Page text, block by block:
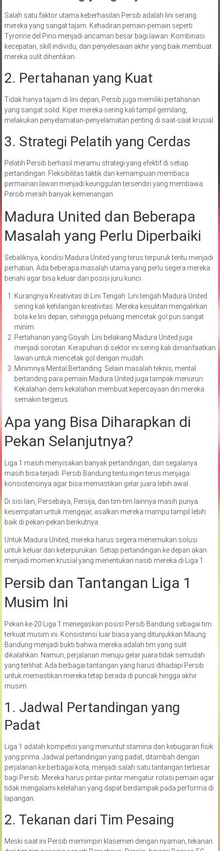
Salah satu faktor utama keberhasilan Persib adalah lini serang
mereka yang sangat tajam. Kehadiran pemain-pemain seperti
Tyronne del Pino menjadi ancaman besar bagi lawan. Kombinasi
kecepatan, skill individu, dan penyelesaian akhir yang baik membuat
mereka sulit dihentikan.
2. Pertahanan yang Kuat
Tidak hanya tajam di lini depan, Persib juga memiliki pertahanan
yang sangat solid. Kiper mereka sering kali tampil gemilang,
melakukan penyelamatan-penyelamatan penting di saat-saat krusial.
3. Strategi Pelatih yang Cerdas
Pelatih Persib berhasil meramu strategi yang efektif di setiap
pertandingan. Fleksibilitas taktik dan kemampuan membaca
permainan lawan menjadi keunggulan tersendiri yang membawa
Persib meraih banyak kemenangan.
Madura United dan Beberapa
Masalah yang Perlu Diperbaiki
Sebaliknya, kondisi Madura United yang terus terpuruk tentu menjadi
perhatian. Ada beberapa masalah utama yang perlu segera mereka
benahi agar bisa keluar dari posisi juru kunci.
Kurangnya Kreativitas di Lini Tengah: Lini tengah Madura United
sering kali kehilangan kreativitas. Mereka kesulitan mengalirkan
bola ke lini depan, sehingga peluang mencetak gol pun sangat
minim.
Pertahanan yang Goyah: Lini belakang Madura United juga
menjadi sorotan. Kerapuhan di sektor ini sering kali dimanfaatkan
lawan untuk mencetak gol dengan mudah.
Minimnya Mental Bertanding: Selain masalah teknis, mental
bertanding para pemain Madura United juga tampak menurun.
Kekalahan demi kekalahan membuat kepercayaan diri mereka
semakin tergerus.
Apa yang Bisa Diharapkan di
Pekan Selanjutnya?
Liga 1 masih menyisakan banyak pertandingan, dan segalanya
masih bisa terjadi. Persib Bandung tentu ingin terus menjaga
konsistensinya agar bisa memastikan gelar juara lebih awal.
Di sisi lain, Persebaya, Persija, dan tim-tim lainnya masih punya
kesempatan untuk mengejar, asalkan mereka mampu tampil lebih
baik di pekan-pekan berikutnya.
Untuk Madura United, mereka harus segera menemukan solusi
untuk keluar dari keterpurukan. Setiap pertandingan ke depan akan
menjadi momen krusial yang menentukan nasib mereka di Liga 1.
Persib dan Tantangan Liga 1
Musim Ini
Pekan ke-20 Liga 1 menegaskan posisi Persib Bandung sebagai tim
terkuat musim ini. Konsistensi luar biasa yang ditunjukkan Maung
Bandung menjadi bukti bahwa mereka adalah tim yang sulit
dikalahkan. Namun, perjalanan menuju gelar juara tidak semudah
yang terlihat. Ada berbagai tantangan yang harus dihadapi Persib
untuk memastikan mereka tetap berada di puncak hingga akhir
musim.
1. Jadwal Pertandingan yang
Padat
Liga 1 adalah kompetisi yang menuntut stamina dan kebugaran fisik
yang prima. Jadwal pertandingan yang padat, ditambah dengan
perjalanan ke berbagai kota, menjadi salah satu tantangan terbesar
bagi Persib. Mereka harus pintar-pintar mengatur rotasi pemain agar
tidak mengalami kelelahan yang dapat berdampak pada performa di
lapangan.
2. Tekanan dari Tim Pesaing
Meski saat ini Persib memimpin klasemen dengan nyaman, tekanan